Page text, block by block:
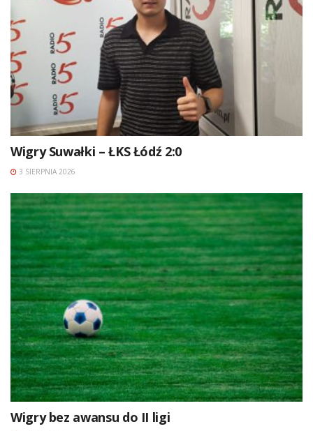
Wigry Suwałki – ŁKS Łódź 2:0
3 SIERPNIA 2026
Wigry bez awansu do II ligi